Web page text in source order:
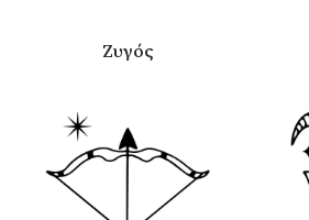
Ζυγός